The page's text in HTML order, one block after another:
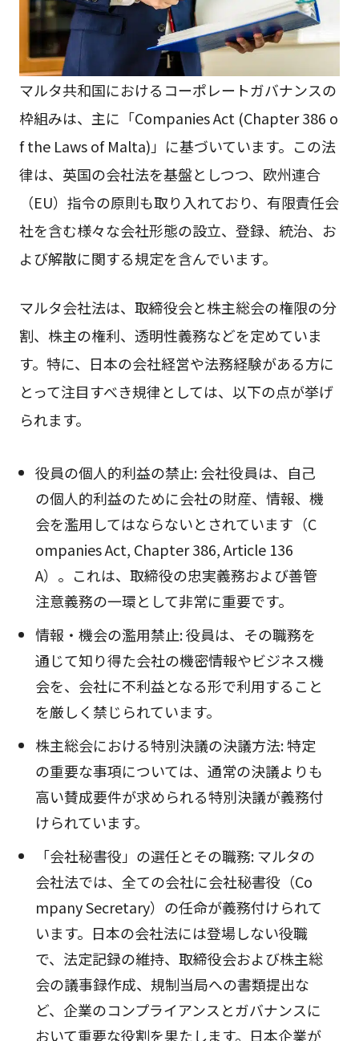
マルタ共和国におけるコーポレートガバナンスの
枠組みは、主に「Companies Act (Chapter 386 o
f the Laws of Malta)」に基づいています。この法
律は、英国の会社法を基盤としつつ、欧州連合
（EU）指令の原則も取り入れており、有限責任会
社を含む様々な会社形態の設立、登録、統治、お
よび解散に関する規定を含んでいます。
マルタ会社法は、取締役会と株主総会の権限の分
割、株主の権利、透明性義務などを定めていま
す。特に、日本の会社経営や法務経験がある方に
とって注目すべき規律としては、以下の点が挙げ
られます。
役員の個人的利益の禁止: 会社役員は、自己
の個人的利益のために会社の財産、情報、機
会を濫用してはならないとされています（C
ompanies Act, Chapter 386, Article 136
A）。これは、取締役の忠実義務および善管
注意義務の一環として非常に重要です。
情報・機会の濫用禁止: 役員は、その職務を
通じて知り得た会社の機密情報やビジネス機
会を、会社に不利益となる形で利用すること
を厳しく禁じられています。
株主総会における特別決議の決議方法: 特定
の重要な事項については、通常の決議よりも
高い賛成要件が求められる特別決議が義務付
けられています。
「会社秘書役」の選任とその職務: マルタの
会社法では、全ての会社に会社秘書役（Co
mpany Secretary）の任命が義務付けられて
います。日本の会社法には登場しない役職
で、法定記録の維持、取締役会および株主総
会の議事録作成、規制当局への書類提出な
ど、企業のコンプライアンスとガバナンスに
おいて重要な役割を果たします。日本企業が